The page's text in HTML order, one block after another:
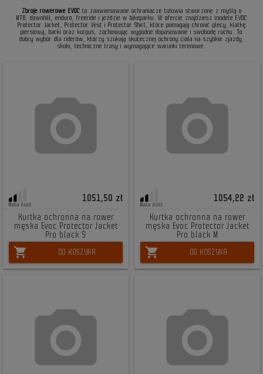
Zbroje rowerowe EVOCto zaawansowane ochraniacze tułowia stworzone z myślą o
MTB, downhill, enduro, freeride i jeździe w bikeparku. W ofercie znajdziesz modele EVOC
Protector Jacket, Protector Vest i Protector Shirt, które pomagają chronić plecy, klatkę
piersiową, barki oraz korpus, zachowując wygodne dopasowanie i swobodę ruchu. To
dobry wybór dla riderów, którzy szukają skutecznej ochrony ciała na szybkie zjazdy,
skoki, techniczne trasy i wymagające warunki terenowe.
Mała ilość
1051,50 zł
Kurtka ochronna na rower
męska Evoc Protector Jacket
Pro black S
shopping_cart DO KOSZYKA
Mała ilość
1054,22 zł
Kurtka ochronna na rower
męska Evoc Protector Jacket
Pro black M
shopping_cart DO KOSZYKA